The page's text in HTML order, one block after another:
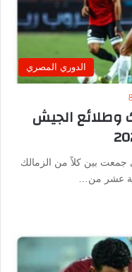
الدوري المصري
وطلائع الجيش
جمعت بين كلاً من الزمالك
عشر من…